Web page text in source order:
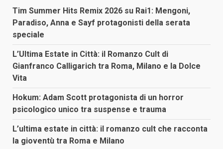
Tim Summer Hits Remix 2026 su Rai1: Mengoni,
Paradiso, Anna e Sayf protagonisti della serata
speciale
L’Ultima Estate in Città: il Romanzo Cult di
Gianfranco Calligarich tra Roma, Milano e la Dolce
Vita
Hokum: Adam Scott protagonista di un horror
psicologico unico tra suspense e trauma
L’ultima estate in città: il romanzo cult che racconta
la gioventù tra Roma e Milano